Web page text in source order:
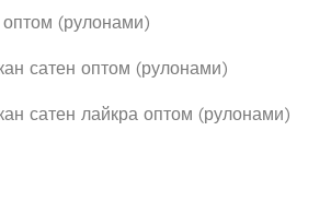
(рулонами)
сатен оптом (рулонами)
сатен лайкра оптом (рулонами)